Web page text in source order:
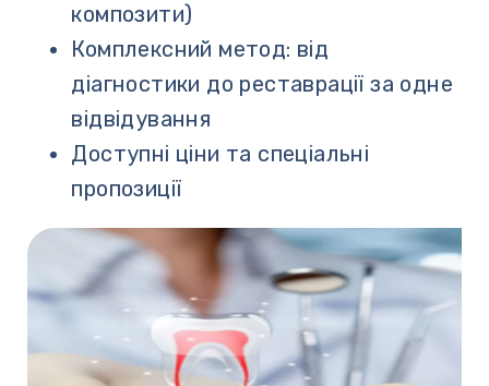
композити)
Комплексний метод: від
діагностики до реставрації за одне
відвідування
Доступні ціни та спеціальні
пропозиції